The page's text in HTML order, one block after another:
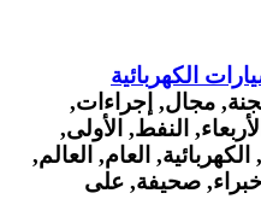
الكهربائية